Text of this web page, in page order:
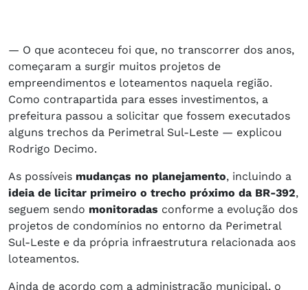
— O que aconteceu foi que, no transcorrer dos anos,
começaram a surgir muitos projetos de
empreendimentos e loteamentos naquela região.
Como contrapartida para esses investimentos, a
prefeitura passou a solicitar que fossem executados
alguns trechos da Perimetral Sul-Leste — explicou
Rodrigo Decimo.
As possíveis mudanças no planejamento, incluindo a
ideia de licitar primeiro o trecho próximo da BR-392,
seguem sendo monitoradas conforme a evolução dos
projetos de condomínios no entorno da Perimetral
Sul-Leste e da própria infraestrutura relacionada aos
loteamentos.
Ainda de acordo com a administração municipal, o